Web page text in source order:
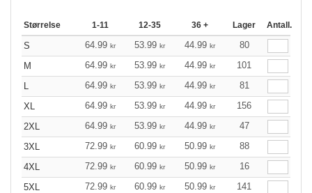
Størrelse 1-11 12-35 36 + Lager Antall.
S 64.99 kr 53.99 kr 44.99 kr
80
M
64.99 kr 53.99 kr 44.99 kr
101
L
64.99 kr 53.99 kr 44.99 kr
81
XL
64.99 kr 53.99 kr 44.99 kr
156
2XL
64.99 kr 53.99 kr 44.99 kr
47
3XL
72.99 kr 60.99 kr 50.99 kr
88
4XL
72.99 kr 60.99 kr 50.99 kr
16
5XL
72.99 kr 60.99 kr 50.99 kr 141